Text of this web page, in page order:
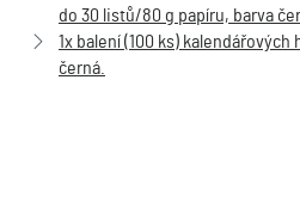
do 30 listů/80 g papíru, barva
1x balení (100 ks) kalendářových
černá.